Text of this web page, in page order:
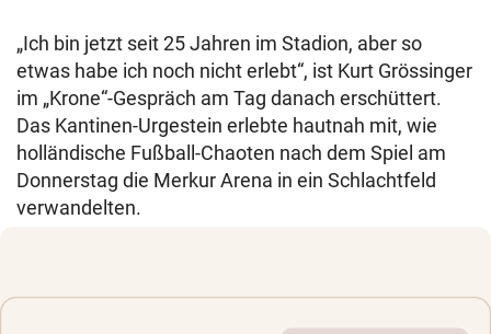
„Ich bin jetzt seit 25 Jahren im Stadion, aber so
etwas habe ich noch nicht erlebt“, ist Kurt Grössinger
im „Krone“-Gespräch am Tag danach erschüttert.
Das Kantinen-Urgestein erlebte hautnah mit, wie
holländische Fußball-Chaoten nach dem Spiel am
Donnerstag die Merkur Arena in ein Schlachtfeld
verwandelten.